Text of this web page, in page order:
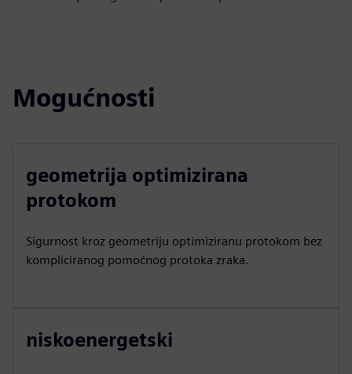
Mogućnosti
geometrija optimizirana
protokom
Sigurnost kroz geometriju optimiziranu protokom bez
kompliciranog pomoćnog protoka zraka.
niskoenergetski